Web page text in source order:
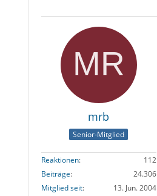
mrb
Senior-Mitglied
Reaktionen
112
Beiträge
24.306
Mitglied seit
13. Jun. 2004